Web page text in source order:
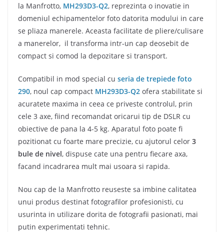
la Manfrotto, MH293D3-Q2, reprezinta o inovatie in
domeniul echipamentelor foto datorita modului in care
se pliaza manerele. Aceasta facilitate de pliere/culisare
a manerelor, il transforma intr-un cap deosebit de
compact si comod la depozitare si transport.
Compatibil in mod special cu seria de trepiede foto
290, noul cap compact MH293D3-Q2 ofera stabilitate si
acuratete maxima in ceea ce priveste controlul, prin
cele 3 axe, fiind recomandat oricarui tip de DSLR cu
obiective de pana la 4-5 kg. Aparatul foto poate fi
pozitionat cu foarte mare precizie, cu ajutorul celor 3
bule de nivel, dispuse cate una pentru fiecare axa,
facand incadrarea mult mai usoara si rapida.
Nou cap de la Manfrotto reuseste sa imbine calitatea
unui produs destinat fotografilor profesionisti, cu
usurinta in utilizare dorita de fotografii pasionati, mai
putin experimentati tehnic.